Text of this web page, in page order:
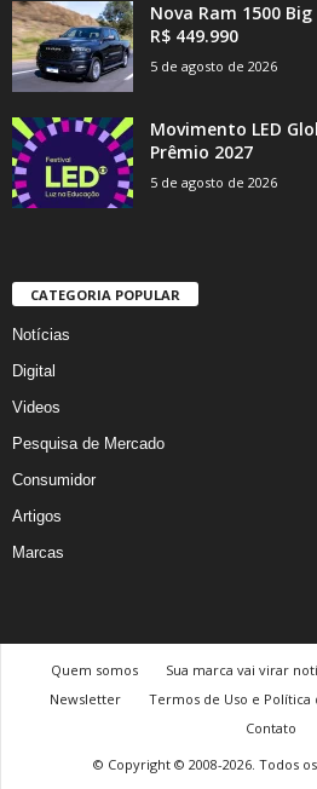
Nova Ram 1500
R$ 449.990
5 de agosto de 2026
Movimento LED
Prêmio 2027
5 de agosto de 2026
CATEGORIA POPULAR
Notícias
Digital
Videos
Pesquisa de Mercado
Consumidor
Artigos
Marcas
Quem somos Sua marca vai virar
Newsletter
Termos de Uso e Política
Contato
© Copyright © 2008-2026. Todos